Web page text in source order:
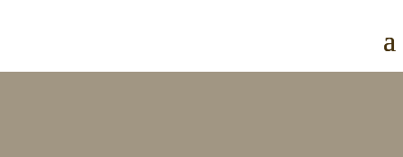
[gtranslate]